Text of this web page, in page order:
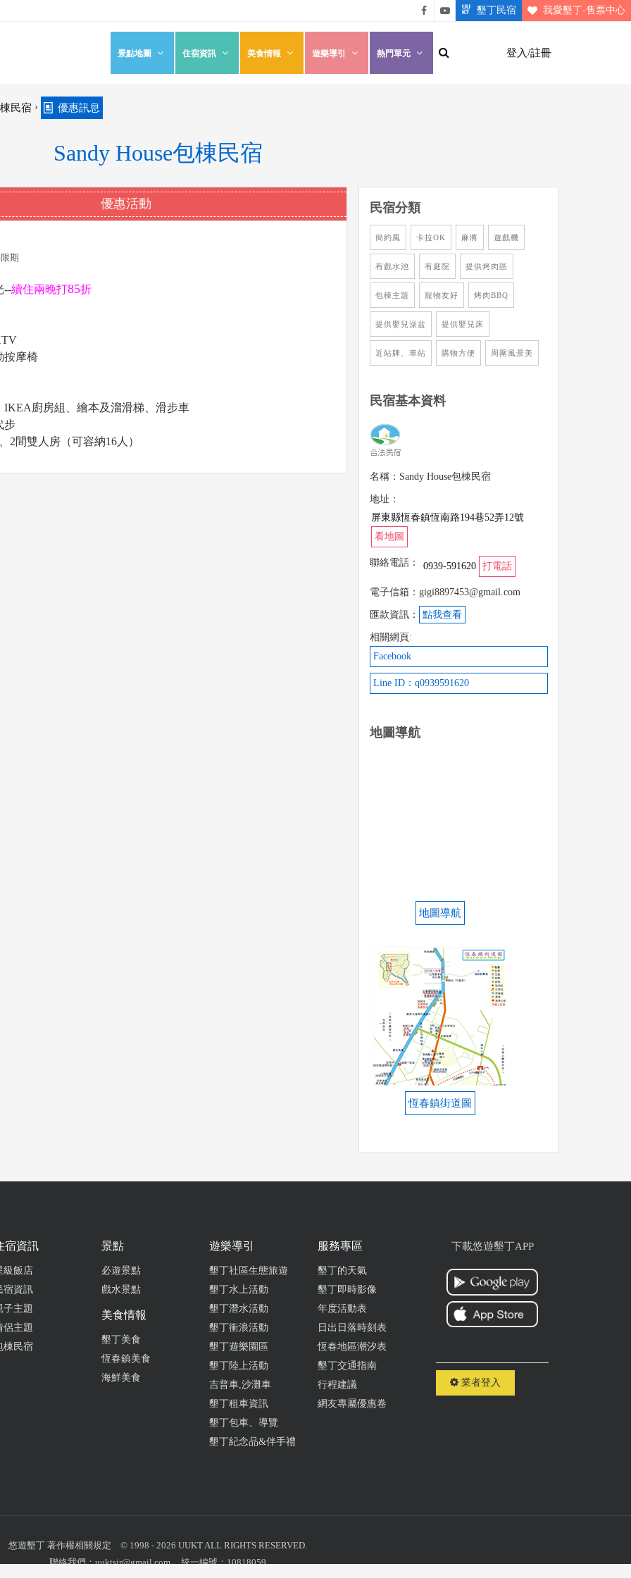
悠遊
墾丁
粉絲
墾丁
墾丁民宿 我愛墾丁-售票中心
登入/註冊
景點地圖 住宿資訊 美食情報 遊樂導引 熱門單元
民宿 › 優惠訊息
Sandy House包棟民宿
優惠活動
期
--續住兩晚打85折
按摩椅
IKEA廚房組、繪本及溜滑梯、滑步車
步
2間雙人房（可容納16人）
民宿分類
簡約風 卡拉OK 麻將 遊戲機
有戲水池 有庭院 提供烤肉區
包棟主題 寵物友好 烤肉BBQ
提供嬰兒澡盆 提供嬰兒床
近站牌、車站 購物方便 周圍風景美
民宿基本資料
名稱：Sandy House包棟民宿
地址：
屏東縣恆春鎮恆南路194巷52弄12號
看地圖
聯絡電話： 0939-591620 打電話
電子信箱：gigi8897453@gmail.com
匯款資訊： 點我查看
相關網頁:
Facebook
Line ID：q0939591620
地圖導航
地圖導航
恆春鎮街道圖
宿資訊
級飯店
宿資訊
子主題
侶主題
棟民宿
景點
必遊景點
戲水景點
美食情報
墾丁美食
恆春鎮美食
海鮮美食
遊樂導引
墾丁社區生態旅遊
墾丁水上活動
墾丁潛水活動
墾丁衝浪活動
墾丁遊樂園區
墾丁陸上活動
吉普車,沙灘車
墾丁租車資訊
墾丁包車、導覽
墾丁紀念品&伴手禮
服務專區
墾丁的天氣
墾丁即時影像
年度活動表
日出日落時刻表
恆春地區潮汐表
墾丁交通指南
行程建議
網友專屬優惠卷
下載悠遊墾丁APP
業者登入
悠遊墾丁 著作權相關規定 © 1998 - 2026 UUKT ALL RIGHTS RESERVED.
聯絡我們：uuktsir@gmail.com統一編號：10818059